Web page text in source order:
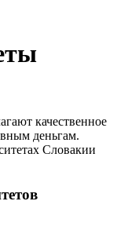
качественное
деньгам.
Словакии